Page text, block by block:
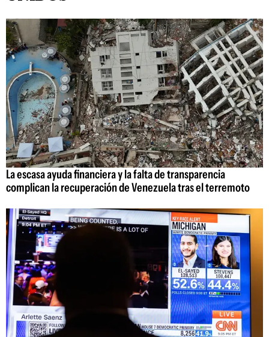
La escasa ayuda financiera y la falta de transparencia
complican la recuperación de Venezuela tras el terremoto